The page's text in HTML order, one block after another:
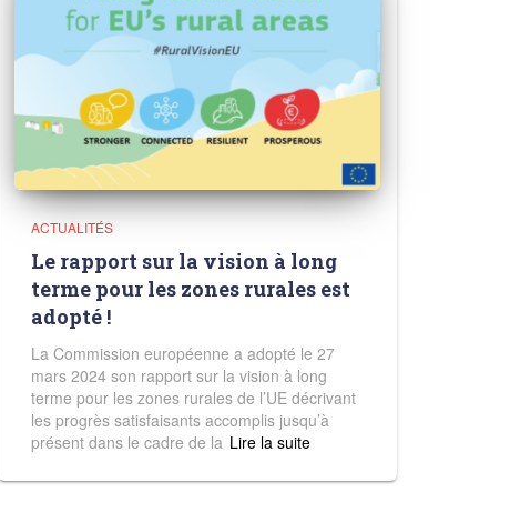
ACTUALITÉS
Le rapport sur la vision à long
terme pour les zones rurales est
adopté !
La Commission européenne a adopté le 27
mars 2024 son rapport sur la vision à long
terme pour les zones rurales de l’UE décrivant
les progrès satisfaisants accomplis jusqu’à
présent dans le cadre de la Read more